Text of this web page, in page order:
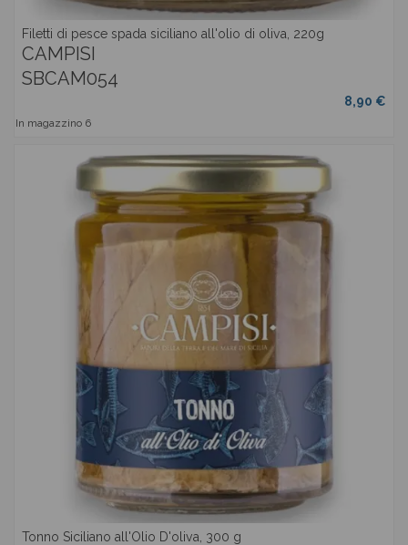
Filetti di pesce spada siciliano all'olio di oliva, 220g
CAMPISI
SBCAM054
8,90 €
In magazzino 6
Tonno Siciliano all'Olio D'oliva, 300 g